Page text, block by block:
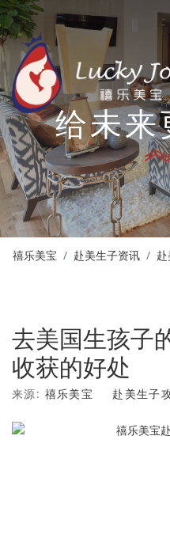
给未来
禧乐美宝 赴美生子资讯
去美国生孩子
收获的好处
来源: 禧乐美宝 赴美生子